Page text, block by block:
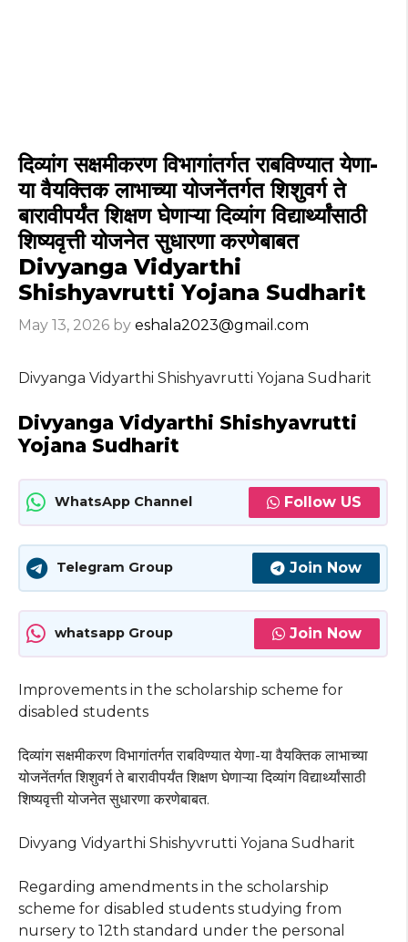
दिव्यांग सक्षमीकरण विभागांतर्गत राबविण्यात येणा-
या वैयक्तिक लाभाच्या योजनेंतर्गत शिशुवर्ग ते
बारावीपर्यंत शिक्षण घेणाऱ्या दिव्यांग विद्यार्थ्यांसाठी
शिष्यवृत्ती योजनेत सुधारणा करणेबाबत
Divyanga Vidyarthi
Shishyavrutti Yojana Sudharit
May 13, 2026 by eshala2023@gmail.com
Divyanga Vidyarthi Shishyavrutti Yojana Sudharit
Divyanga Vidyarthi Shishyavrutti
Yojana Sudharit
WhatsApp Channel Follow US
Telegram Group Join Now
whatsapp Group Join Now
Improvements in the scholarship scheme for
disabled students
दिव्यांग सक्षमीकरण विभागांतर्गत राबविण्यात येणा-या वैयक्तिक लाभाच्या
योजनेंतर्गत शिशुवर्ग ते बारावीपर्यंत शिक्षण घेणाऱ्या दिव्यांग विद्यार्थ्यांसाठी
शिष्यवृत्ती योजनेत सुधारणा करणेबाबत.
Divyang Vidyarthi Shishyvrutti Yojana Sudharit
Regarding amendments in the scholarship
scheme for disabled students studying from
nursery to 12th standard under the personal